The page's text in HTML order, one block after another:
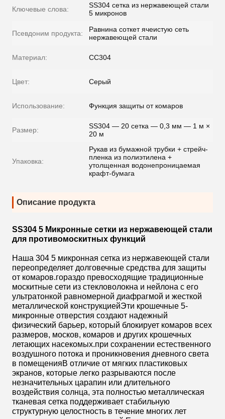
Ключевые слова:
SS304 сетка из нержавеющей стали
5 микронов
Псевдоним продукта:
Равнина соткет ячеистую сеть
нержавеющей стали
Материал: СС304
Цвет: Серый
Использование: Функция защиты от комаров
Размер:
SS304 — 20 сетка — 0,3 мм — 1 м ×
20 м
Упаковка:
Рукав из бумажной трубки + стрейч-
пленка из полиэтилена +
утолщенная водонепроницаемая
крафт-бумага
Описание продукта
SS304 5 Микронные сетки из нержавеющей стали
для противомоскитных функций
Наша 304 5 микронная сетка из нержавеющей стали
переопределяет долговечные средства для защиты
от комаров.гораздо превосходящие традиционные
москитные сети из стекловолокна и нейлона с его
ультратонкой равномерной диафрагмой и жесткой
металлической конструкциейЭти крошечные 5-
микронные отверстия создают надежный
физический барьер, который блокирует комаров всех
размеров, москов, комаров и других крошечных
летающих насекомых.при сохранении естественного
воздушного потока и проникновения дневного света
в помещенияВ отличие от мягких пластиковых
экранов, которые легко разрываются после
незначительных царапин или длительного
воздействия солнца, эта полностью металлическая
тканевая сетка поддерживает стабильную
структурную целостность в течение многих лет